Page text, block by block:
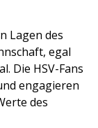
Lagen des
egal
Die HSV-Fans
engagieren
des